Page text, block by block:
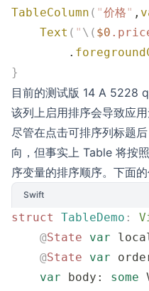
TableColumn ( "价格" ,
    Text
( " \( $0 .
        .
}
目前的测试版 14 A 5228
该列上启用排序会导致应
尽管在点击可排序列标题
向，但事实上 Table 将按
序变量的排序顺序。下面
Swift
struct TableDemo :
    @
State var
    @
State var
    var
body: some